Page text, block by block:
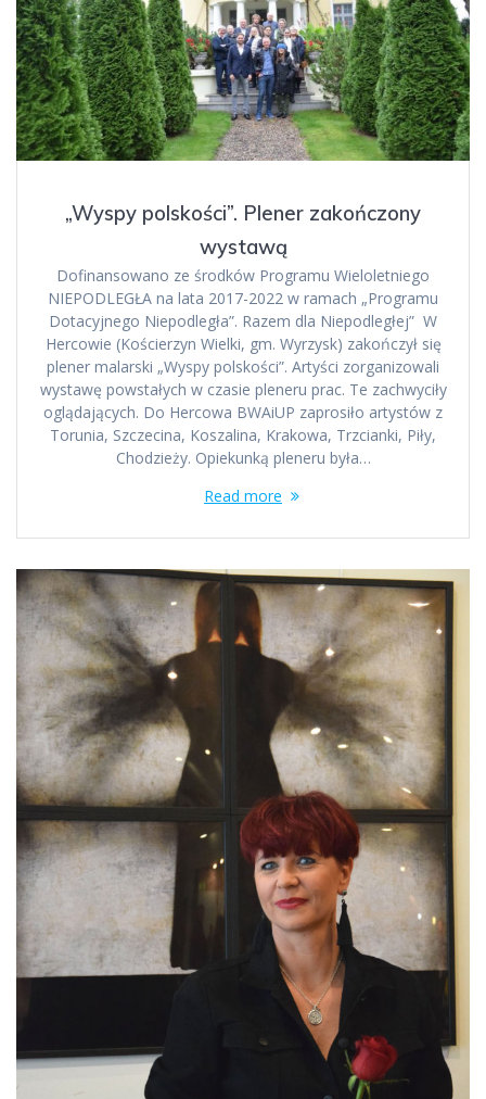
„Wyspy polskości”. Plener zakończony
wystawą
Dofinansowano ze środków Programu Wieloletniego
NIEPODLEGŁA na lata 2017-2022 w ramach „Programu
Dotacyjnego Niepodległa”. Razem dla Niepodległej” W
Hercowie (Kościerzyn Wielki, gm. Wyrzysk) zakończył się
plener malarski „Wyspy polskości”. Artyści zorganizowali
wystawę powstałych w czasie pleneru prac. Te zachwyciły
oglądających. Do Hercowa BWAiUP zaprosiło artystów z
Torunia, Szczecina, Koszalina, Krakowa, Trzcianki, Piły,
Chodzieży. Opiekunką pleneru była…
Read more